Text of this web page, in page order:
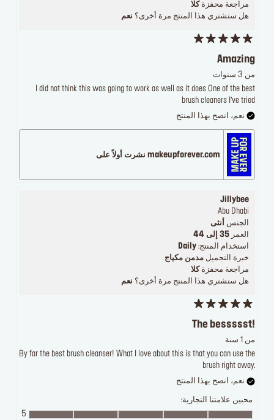
مراجعة محفزةكلا
هل ستشتري هذا المنتج مرة أخرى؟ نعم
Amazing
من 3 سنوات
I did not think this was going to work as well as it does One of the best
brush cleaners I’ve tried
نعم، انصح بهذا المنتج
makeupforever.com نشرت أولاً على
Jillybee
Abu Dhabi
الجنس
أنثى
العمر 35 إلى 44
استخدام المنتج: Daily
خبرة التجميل مدمن مكياج
مراجعة محفزة كلا
هل ستشتري هذا المنتج مرة أخرى؟ نعم
The bessssst!
من 1 سنة
By far the best brush cleanser! What I love about this is that you can use the
brush right away.
نعم، انصح بهذا المنتج
محبين علامتنا التجارية:
5